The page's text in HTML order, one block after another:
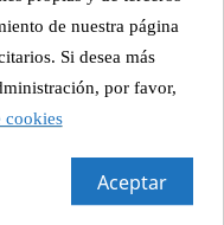
de nuestra página
Si desea más
por favor,
cookies
Aceptar